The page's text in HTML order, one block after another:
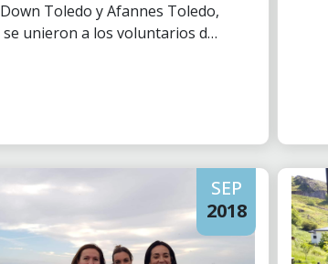
Down Toledo y Afannes Toledo,
se unieron a los voluntarios de
SEP
2018